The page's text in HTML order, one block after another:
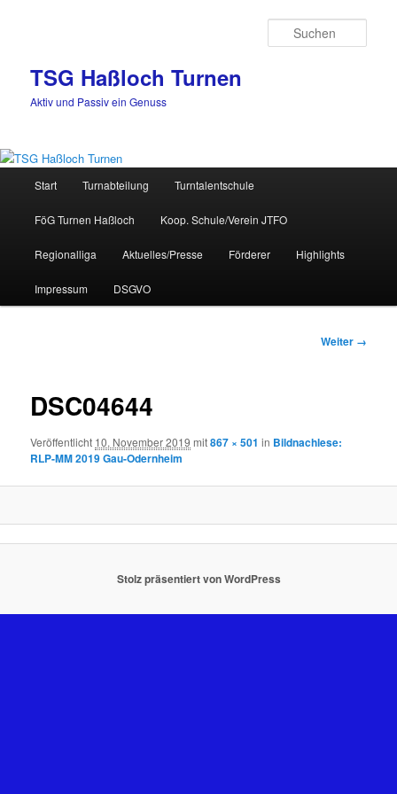
TSG Haßloch Turnen
Aktiv und Passiv ein Genuss
Start Turnabteilung Turntalentschule
FöG Turnen Haßloch Koop. Schule/Verein JTFO
Regionalliga Aktuelles/Presse Förderer Highlights
Impressum DSGVO
Bilder-
Weiter →
DSC04644
Veröffentlicht 10. November 2019 mit867 × 501 in Bildnachlese:
RLP-MM 2019 Gau-Odernheim
Stolz präsentiert von WordPress